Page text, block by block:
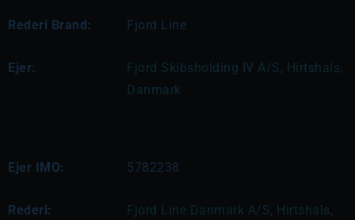
Rederi Brand: Fjord Line
Ejer:
Fjord Skibsholding IV A/S, Hirtshals,
Danmark
Ejer IMO: 5782238
Rederi:
Fjord Line Danmark A/S, Hirtshals,